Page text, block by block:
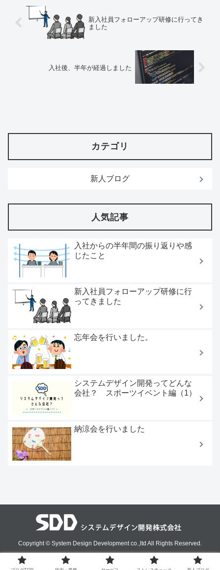
新入社員フォローアップ研修に行ってき
ました
入社後、半年が経過しました
カテゴリ
新人ブログ
人気記事
入社からの半年間の振り返りや感
じたこと
新入社員フォローアップ研修に行
ってきました
忘年会を行いました。
システムデザイン開発ってどんな
会社？ スポーツイベント編（1）
納涼会を行いました
Copyright © System Design Development co.,ltd All Rights Reserved.